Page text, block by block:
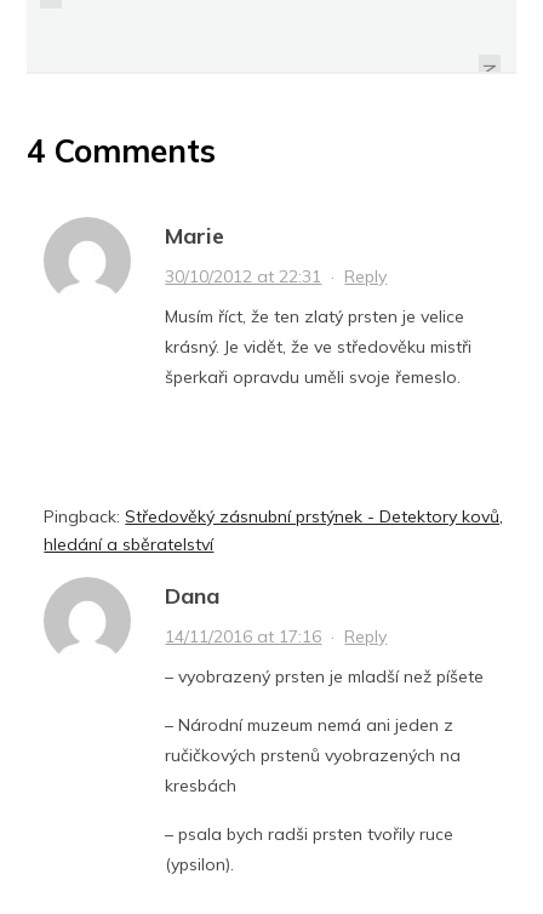
NEXT
4 Comments
Marie
30/10/2012 at 22:31 · Reply
Musím říct, že ten zlatý prsten je velice
krásný. Je vidět, že ve středověku mistři
šperkaři opravdu uměli svoje řemeslo.
Pingback:Středověký zásnubní prstýnek - Detektory kovů,
hledání a sběratelství
Dana
14/11/2016 at 17:16 · Reply
– vyobrazený prsten je mladší než píšete
– Národní muzeum nemá ani jeden z
ručičkových prstenů vyobrazených na
kresbách
– psala bych radši prsten tvořily ruce
(ypsilon).